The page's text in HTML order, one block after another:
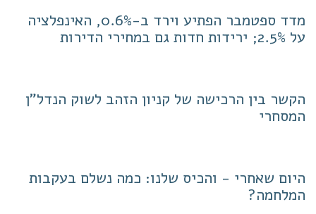
מדד ספטמבר הפתיע וירד ב-0.6%, האינפלציה
על 2.5%; ירידות חדות גם במחירי הדירות
הקשר בין הרכישה של קניון הזהב לשוק הנדל"ן
המסחרי
היום שאחרי - והכיס שלנו: כמה נשלם בעקבות
המלחמה?